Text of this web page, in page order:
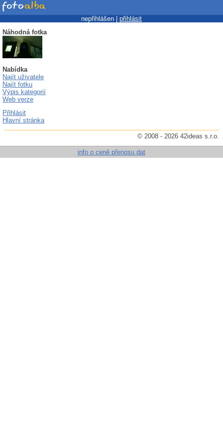
nepřihlášen | přihlásit
Náhodná fotka
Nabídka
Najít uživatele
Najít fotku
Výpis kategorií
Web verze
Přihlásit
Hlavní stránka
© 2008 - 2026 42ideas s.r.o.
info o ceně přenosu dat